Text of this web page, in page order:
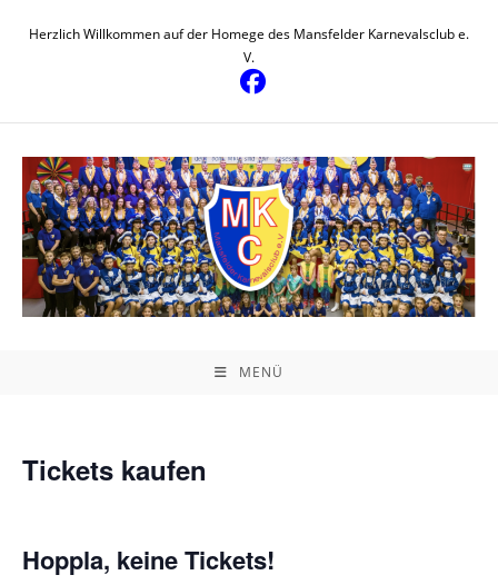
InhaltHerzlich Willkommen auf der Homege des Mansfelder Karnevalsclub e.
V.
MENÜ
Tickets kaufen
Hoppla, keine Tickets!